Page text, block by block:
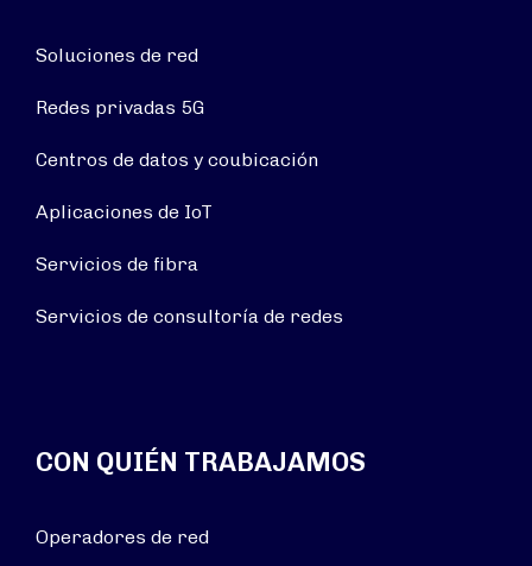
Soluciones de red
Redes privadas 5G
Centros de datos y coubicación
Aplicaciones de IoT
Servicios de fibra
Servicios de consultoría de redes
CON QUIÉN TRABAJAMOS
Operadores de red